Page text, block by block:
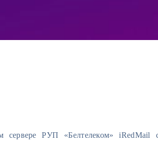
РУП «Белтелеком» iRedMail с